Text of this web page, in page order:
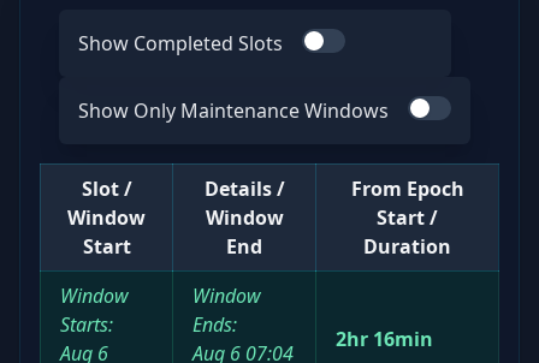
Show Completed Slots Use switch
Show Only Maintenance Windows Use switch
Slot /
Window
Start
Details /
Window
End
From Epoch
Start /
Duration
Window
Starts:
Aug 6
Window
Ends:
Aug 6 07:04
2hr 16min